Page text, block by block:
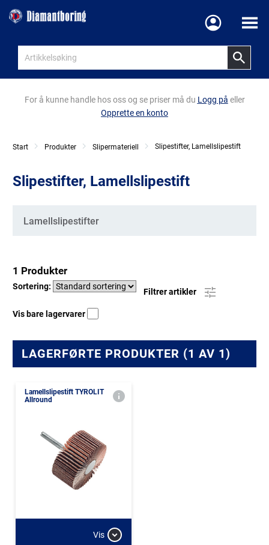
Meny
For å kunne handle hos oss og se priser må du Logg på eller
Opprette en konto
Start Produkter Slipermateriell Slipestifter, Lamellslipestift
Slipestifter, Lamellslipestift
Kategorier
Lamellslipestifter
1 Produkter
Sortering:
Filtrer artikler
Vis bare lagervarer
LAGERFØRTE PRODUKTER (1 AV 1)
Lamellslipestift TYROLIT
Allround
Vis